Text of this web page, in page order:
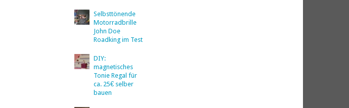
Selbsttönende
Motorradbrille
John Doe
Roadking im Test
DIY:
magnetisches
Tonie Regal für
ca. 25€ selber
bauen